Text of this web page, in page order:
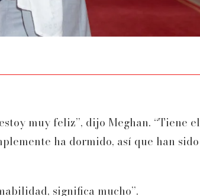
muy feliz”, dijo Meghan. “Tiene el
ha dormido, así que han sido
significa mucho”.